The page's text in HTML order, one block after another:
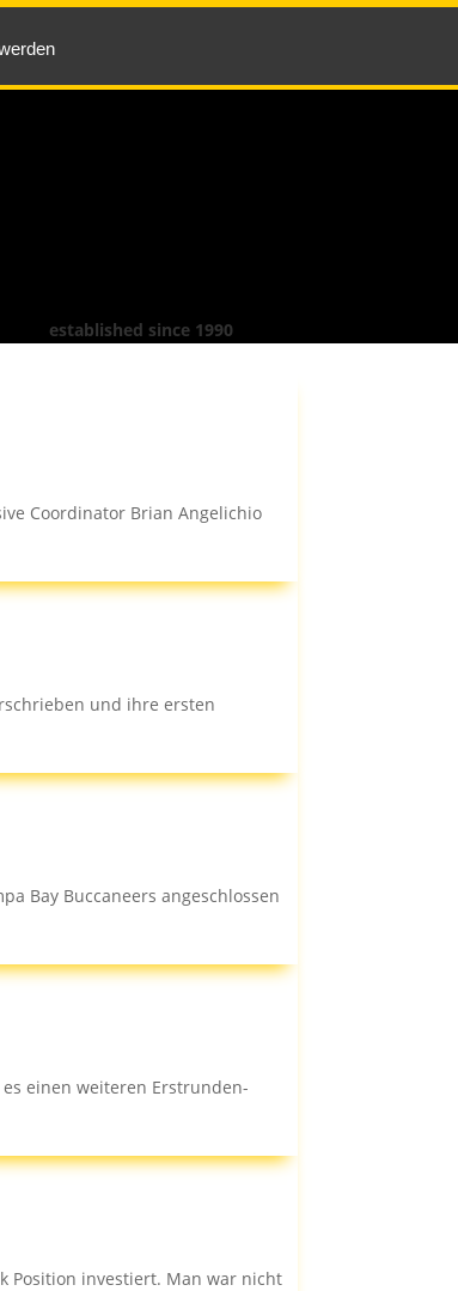
established since 1990
Coordinator Brian Angelichio
und ihre ersten
Bay Buccaneers angeschlossen
einen weiteren Erstrunden-
Position investiert. Man war nicht